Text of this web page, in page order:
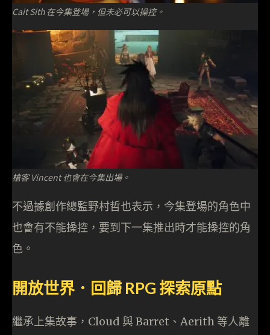
Cait Sith 在今集登場，但未必可以操控。
槍客 Vincent 也會在今集出場。
不過據創作總監野村哲也表示，今集登場的角色中
也會有不能操控，要到下一集推出時才能操控的角
色。
開放世界．回歸 RPG 探索原點
繼承上集故事，Cloud 與 Barret、Aerith 等人離